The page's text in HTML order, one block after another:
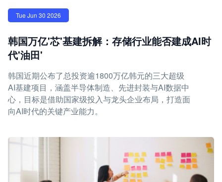
Tue Jun 30 2026
韩国万亿'芯'基建拆解：存储行业能否建成AI时
代'油田'
韩国近期公布了总投资逾1800万亿韩元的三大超级
AI基建项目，涵盖半导体制造、先进封装与AI数据中
心，目标是借助国家级投入与龙头企业布局，打造面
向AI时代的关键产业能力。